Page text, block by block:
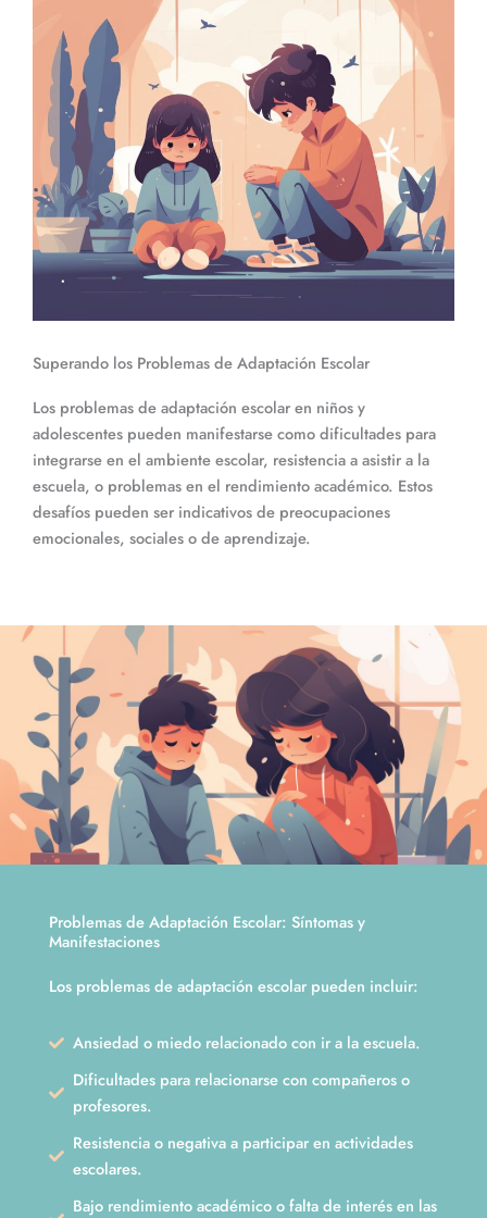
Superando los Problemas de Adaptación Escolar
Los problemas de adaptación escolar en niños y
adolescentes pueden manifestarse como dificultades para
integrarse en el ambiente escolar, resistencia a asistir a la
escuela, o problemas en el rendimiento académico. Estos
desafíos pueden ser indicativos de preocupaciones
emocionales, sociales o de aprendizaje.
Problemas de Adaptación Escolar: Síntomas y
Manifestaciones
Los problemas de adaptación escolar pueden incluir:
Ansiedad o miedo relacionado con ir a la escuela.
Dificultades para relacionarse con compañeros o
profesores.
Resistencia o negativa a participar en actividades
escolares.
Bajo rendimiento académico o falta de interés en las